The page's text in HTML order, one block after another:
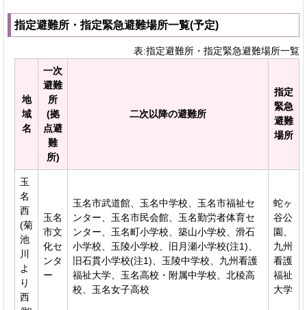
指定避難所・指定緊急避難場所一覧(予定)
表:指定避難所・指定緊急避難場所一覧
地
域
名
一次
避難
所
(拠
点避
難
所)
二次以降の避難所
指定
緊急
避難
場所
玉
名
西
(菊
池
川
よ
り
西
玉名
市文
化セ
ンタ
ー
玉名市武道館、玉名中学校、玉名市福祉セ
ンター、玉名市民会館、玉名勤労者体育セ
ンター、玉名町小学校、築山小学校、滑石
小学校、玉陵小学校、旧月瀬小学校(注1)、
旧石貫小学校(注1)、玉陵中学校、九州看護
福祉大学、玉名高校・附属中学校、北稜高
校、玉名女子高校
蛇ヶ
谷公
園、
九州
看護
福祉
大学